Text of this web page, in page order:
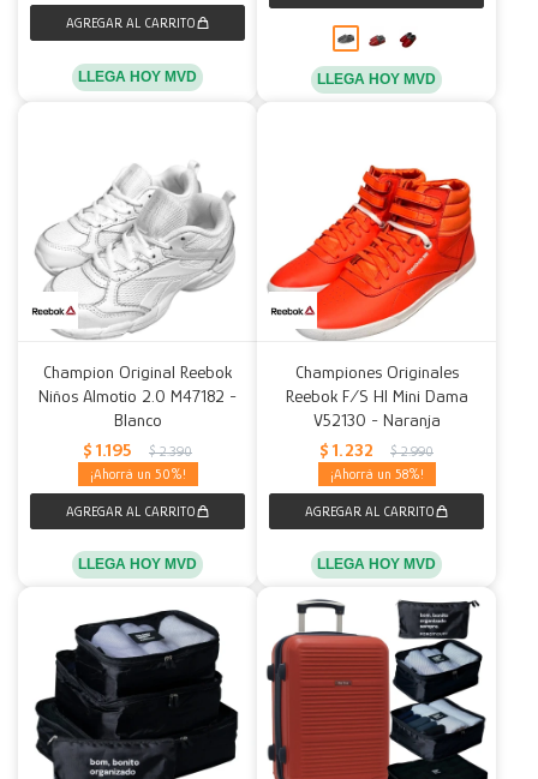
LLEGA HOY MVD LLEGA HOY MVD
Champion Original Reebok
Niños Almotio 2.0 M47182 -
Blanco
$ 1.195 $ 2.390
50
LLEGA HOY MVD
Championes Originales
Reebok F/S HI Mini Dama
V52130 - Naranja
$ 1.232 $ 2.990
58
LLEGA HOY MVD